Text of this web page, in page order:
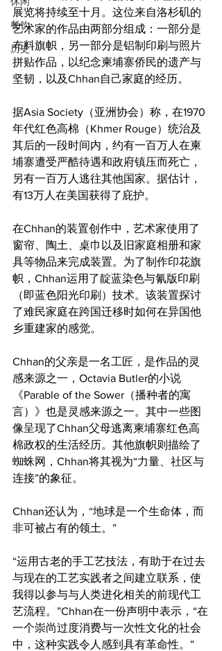
餐饮
历史
展览将持续至十月。这位来自洛杉矶的
艺术家的作品由两部分组成：一部分是
布料旗帜，另一部分是铝制印刷与照片
拼贴作品，以纪念柬埔寨侨民的遗产与
坚韧，以及Chhan自己家庭的经历。
据Asia Society（亚洲协会）称，在1970
年代红色高棉（Khmer Rouge）统治及
其后的一段时间内，约有一百万人在柬
埔寨遭受严酷待遇和政府镇压而死亡，
另有一百万人逃往其他国家。据估计，
有13万人在美国获得了庇护。
在Chhan的装置创作中，艺术家使用了
窗帘、陶土、桌巾以及旧家庭相册和家
具等物品来完成装置。为了制作印花旗
帜，Chhan运用了靛蓝染色与氰版印刷
（即蓝色阳光印刷）技术。该装置探讨
了难民家庭在跨国迁移时如何在异国他
乡重建家的感觉。
Chhan的父亲是一名工匠，是作品的灵
感来源之一，Octavia Butler的小说
《Parable of the Sower（播种者的寓
言）》也是灵感来源之一。其中一些图
像呈现了Chhan父母逃离柬埔寨红色高
棉政权的生活经历。其他旗帜则描绘了
蜘蛛网，Chhan将其视为“力量、社区与
连接”的象征。
Chhan还认为，“地球是一个生命体，而
非可被占有的领土。”
“运用古老的手工艺技法，有助于在过去
与现在的工艺实践者之间建立联系，使
我得以参与与人类进化相关的前现代工
艺流程。”Chhan在一份声明中表示，“在
一个崇尚过度消费与一次性文化的社会
中，这种实践令人感到具有革命性。”